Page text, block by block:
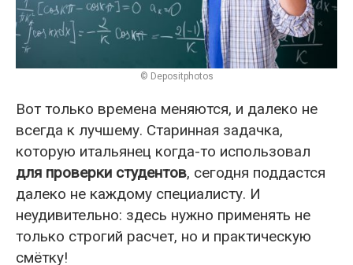
© Depositphotos
Вот только времена меняются, и далеко не
всегда к лучшему. Старинная задачка,
которую итальянец когда-то использовал
для проверки студентов, сегодня поддастся
далеко не каждому специалисту. И
неудивительно: здесь нужно применять не
только строгий расчет, но и практическую
смётку!